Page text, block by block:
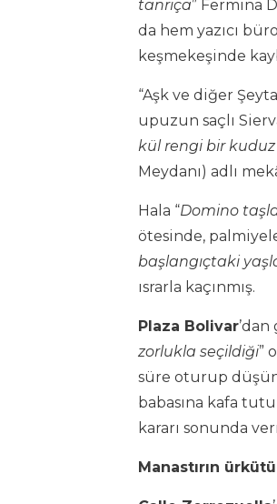
tanrıça” Fermina
da hem yazıcı
keşmekeşinde
“Aşk ve diğer
upuzun saçlı
kül rengi bir
Meydanı) adlı
Hala “Domino
ötesinde,
başlangıçtaki
ısrarla kaçınmış.
Plaza Bolivar’dan
zorlukla seçildiği”
süre oturup
babasına kafa
kararı sonunda
Manastırın